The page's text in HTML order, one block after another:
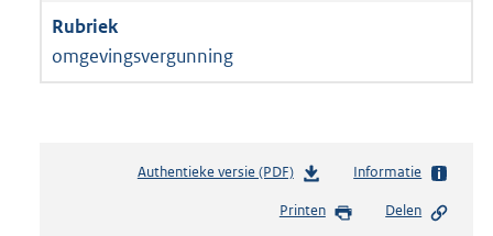
omgevingsvergunning
Authentieke versie (PDF)b
s
Informatie
Printen Delen